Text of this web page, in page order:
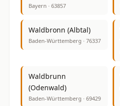
Bayern · 63857
Waldbronn (Albtal)
Baden-Württemberg · 76337
Waldbrunn
(Odenwald)
Baden-Württemberg · 69429